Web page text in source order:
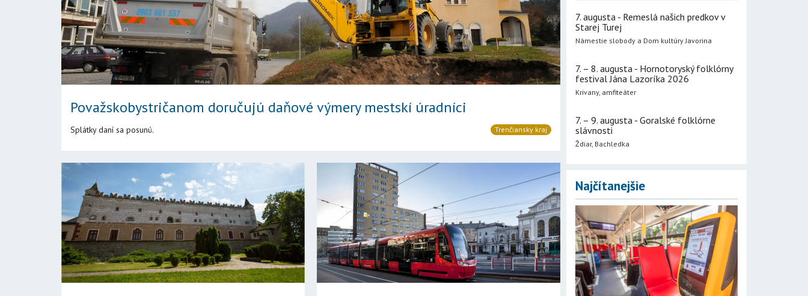
Považskobystričanom doručujú daňové výmery mestskí úradníci
Splátky daní sa posunú. Trenčiansky kraj
7. augusta - Remeslá našich predkov v
Starej Turej
Námestie slobody a Dom kultúry Javorina
7. – 8. augusta - Hornotoryský folklórny
festival Jána Lazoríka 2026
Krivany, amfiteáter
7. – 9. augusta - Goralské folklórne
slávnosti
Ždiar, Bachledka
Najčítanejšie